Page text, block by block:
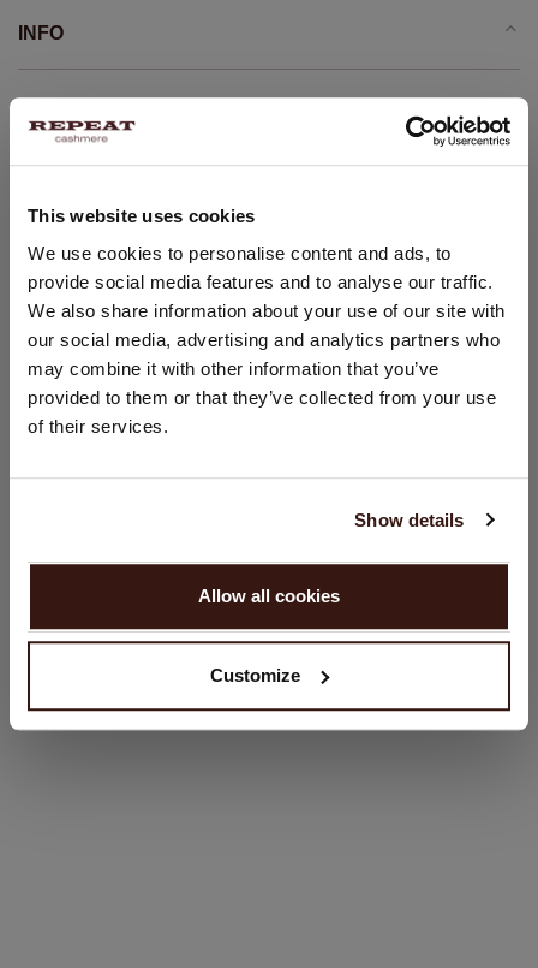
This website uses cookies
We use cookies to personalise content and ads, to
provide social media features and to analyse our traffic.
We also share information about your use of our site with
our social media, advertising and analytics partners who
may combine it with other information that you’ve
provided to them or that they’ve collected from your use
of their services.
Show details
Allow all cookies
Customize
INFO
leichter Strick
Lange Sattelärmel mit Rippenbündchen
gerippte Bündchen
gerade gestrickter Pullover
lässig und leger
Ganzes Kleidungsstück is nahtlos gestrickt
Handwäsche, chemische Reinigung möglich
100% Bio-Kaschmir (GOTS-zertifiziert)
STANDORT ÄNDERN
Sie besuchen Repeat cashmere von Deutschland (€) aus.
Möchten Sie Ihre Standort aktualisieren?
Vereinigte Staaten ($)
WEITER